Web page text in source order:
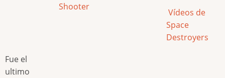
Shooter
Vídeos de
Space
Destroyers
Fue el
ultimo